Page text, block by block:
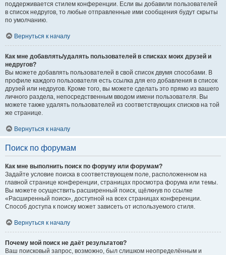
поддерживается стилем конференции. Если вы добавили пользователей
в список недругов, то любые отправленные ими сообщения будут скрыты
по умолчанию.
Вернуться к началу
Как мне добавлять/удалять пользователей в списках моих друзей и
недругов?
Вы можете добавлять пользователей в свой список двумя способами. В
профиле каждого пользователя есть ссылка для его добавления в список
друзей или недругов. Кроме того, вы можете сделать это прямо из вашего
личного раздела, непосредственным вводом имени пользователя. Вы
можете также удалять пользователей из соответствующих списков на той
же странице.
Вернуться к началу
Поиск по форумам
Как мне выполнить поиск по форуму или форумам?
Задайте условие поиска в соответствующем поле, расположенном на
главной странице конференции, страницах просмотра форума или темы.
Вы можете осуществить расширенный поиск, щёлкнув по ссылке
«Расширенный поиск», доступной на всех страницах конференции.
Способ доступа к поиску может зависеть от используемого стиля.
Вернуться к началу
Почему мой поиск не даёт результатов?
Ваш поисковый запрос, возможно, был слишком неопределённым и